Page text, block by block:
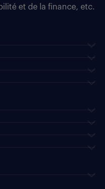
et de la finance, etc.